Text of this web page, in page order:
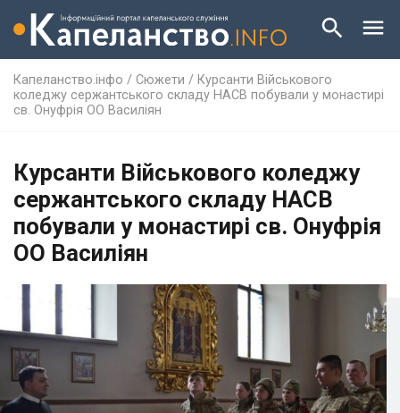
Капеланство.інфо / Сюжети / Курсанти Військового
коледжу сержантського складу НАСВ побували у монастирі
св. Онуфрія ОО Василіян
Курсанти Військового коледжу
сержантського складу НАСВ
побували у монастирі св. Онуфрія
ОО Василіян